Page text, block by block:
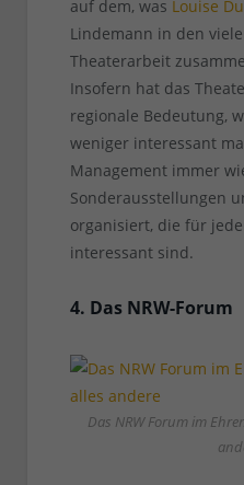
auf dem, was Louise
Lindemann in den
Theaterarbeit
Insofern hat das
regionale Bedeutung,
weniger interessant
Management immer
Sonderausstellungen
organisiert, die für
interessant sind.
4. Das NRW-Forum
Das NRW Forum im